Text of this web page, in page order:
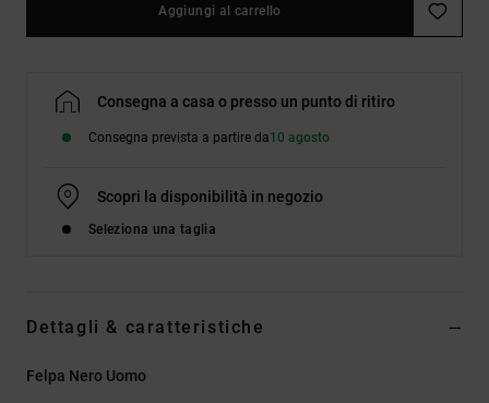
Aggiungi al carrello
Consegna a casa o presso un punto di ritiro
Consegna prevista a partire da10 agosto
Scopri la disponibilità in negozio
Seleziona una taglia
Dettagli & caratteristiche
Felpa Nero Uomo